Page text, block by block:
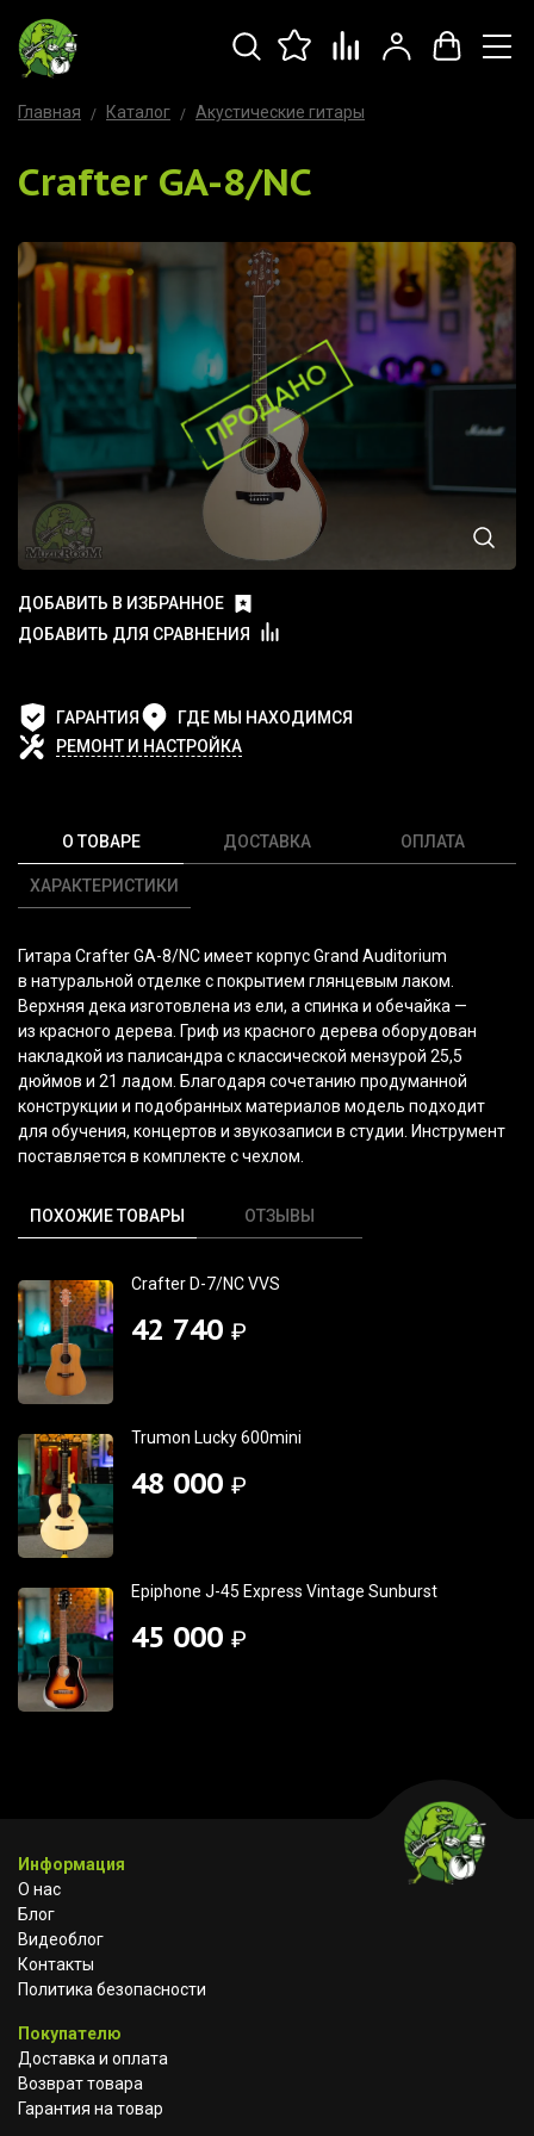
Главная Каталог Акустические гитары
Crafter GA-8/NC
ДОБАВИТЬ В ИЗБРАННОЕ
ДОБАВИТЬ ДЛЯ СРАВНЕНИЯ
ГАРАНТИЯ
ГДЕ МЫ НАХОДИМСЯ
РЕМОНТ И НАСТРОЙКА
О ТОВАРЕ
ХАРАКТЕРИСТИКИ
ДОСТАВКА ОПЛАТА
Гитара Crafter GA-8/NC имеет корпус Grand Auditorium
в натуральной отделке с покрытием глянцевым лаком.
Верхняя дека изготовлена из ели, а спинка и обечайка —
из красного дерева. Гриф из красного дерева оборудован
накладкой из палисандра с классической мензурой 25,5
дюймов и 21 ладом. Благодаря сочетанию продуманной
конструкции и подобранных материалов модель подходит
для обучения, концертов и звукозаписи в студии. Инструмент
поставляется в комплекте с чехлом.
ПОХОЖИЕ ТОВАРЫ ОТЗЫВЫ
Crafter D-7/NC VVS
42 740 ₽
Trumon Lucky 600mini
48 000 ₽
Epiphone J-45 Express Vintage Sunburst
45 000 ₽
Информация
О нас
Блог
Видеоблог
Контакты
Политика безопасности
Покупателю
Доставка и оплата
Возврат товара
Гарантия на товар